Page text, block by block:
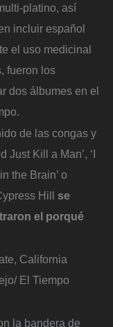
platino, así
incluir español
el uso medicinal
fueron los
dos álbumes en el
de las congas y
Kill a Man’, ‘I
the Brain’ o
Hill
se
el porqué
California
El Tiempo
la bandera de